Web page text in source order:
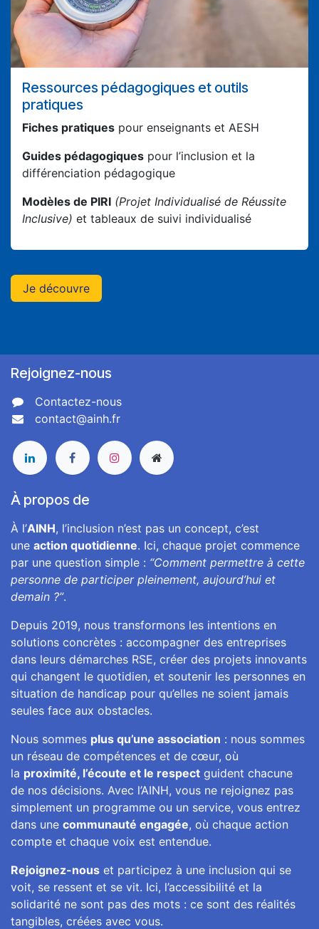
Ressources pédagogiques et outils
pratiques
Fiches pratiques pour enseignants et AESH
Guides pédagogiques pour l’inclusion et la
différenciation pédagogique
Modèles de PIRI (Projet Individualisé de Réussite
Inclusive) et tableaux de suivi individualisé
Je découvre
Rejoignez-nous
Contactez-nous
contact@ainh.fr
À propos de
À l’AINH, l’inclusion n’est pas un concept, c’est
une action quotidienne. Ici, chaque projet commence
par une question simple : “Comment permettre à cette
personne de participer pleinement, aujourd’hui et
demain ?”.
Depuis 2019, nous transformons les intentions en
solutions concrètes : accompagner des entreprises
dans leurs démarches RSE, créer des projets innovants
qui changent le quotidien, et soutenir les personnes en
situation de handicap pour qu’elles ne soient jamais
seules face aux obstacles.
Nous sommes plus qu’une association : nous sommes
un réseau de compétences et de cœur, où
la proximité, l’écoute et le respect guident chacune
de nos décisions. Avec l’AINH, vous ne rejoignez pas
simplement un programme ou un service, vous entrez
dans une communauté engagée, où chaque action
compte et chaque voix est entendue.
Rejoignez-nous et participez à une inclusion qui se
voit, se ressent et se vit. Ici, l’accessibilité et la
solidarité ne sont pas des mots : ce sont des réalités
tangibles, créées avec vous.